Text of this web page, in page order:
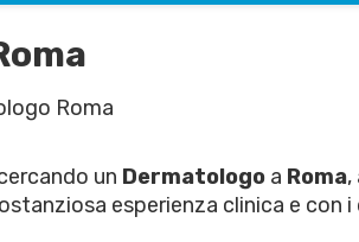
Roma
un Dermatologo a Roma,
esperienza clinica e con